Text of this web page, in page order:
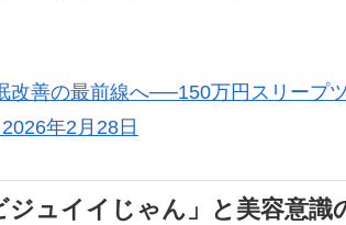
改善の最前線へ──150万円スリープ
年2月28日
ジュイイじゃん」と美容意識